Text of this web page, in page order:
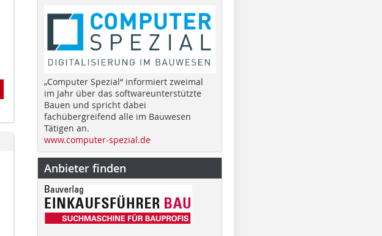
„Computer Spezial“ informiert zweimal
im Jahr über das softwareunterstützte
Bauen und spricht dabei
fachübergreifend alle im Bauwesen
Tätigen an.
www.computer-spezial.de
Anbieter finden